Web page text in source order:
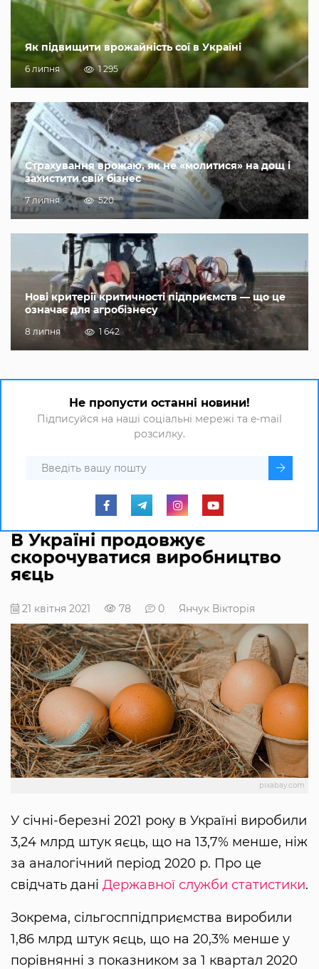
Як підвищити врожайність сої в Україні
6 липня 1 295
Страхування врожаю, як не «молитися» на дощ і
захистити свій бізнес
7 липня 520
Нові критерії критичності підприємств — що це
означає для агробізнесу
8 липня 1 642
Не пропусти останні новини!
Підписуйся на наші соціальні мережі та e-mail
розсилку.
В Україні продовжує
скорочуватися виробництво
яєць
21 квітня 2021 78 0 Янчук Вікторія
pixabay.com
У січні-березні 2021 року в Україні виробили
3,24 млрд штук яєць, що на 13,7% менше, ніж
за аналогічний період 2020 р. Про це
свідчать дані Державної служби статистики.
Зокрема, сільгосппідприємства виробили
1,86 млрд штук яєць, що на 20,3% менше у
порівнянні з показником за 1 квартал 2020